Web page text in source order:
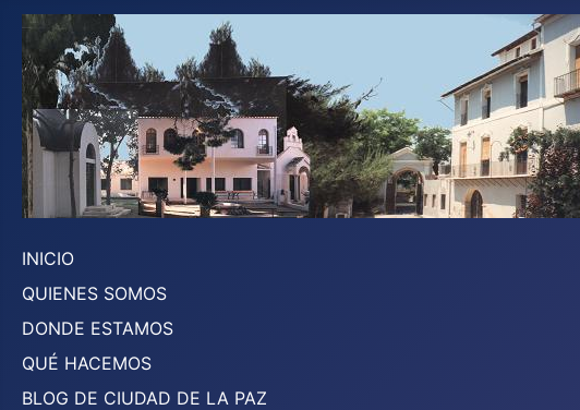
INICIO
QUIENES SOMOS
DONDE ESTAMOS
QUÉ HACEMOS
BLOG DE CIUDAD DE LA PAZ